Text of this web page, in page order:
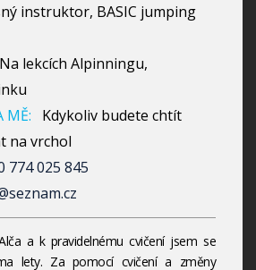
instruktor, BASIC jumping
Na lekcích Alpinningu,
MĚ:
Kdykoliv budete chtít
na vrchol
774 025 845
a k pravidelnému cvičení jsem se
lety. Za pomocí cvičení a změny